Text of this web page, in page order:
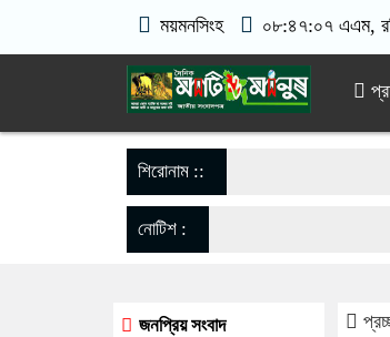
ময়মনসিংহ ০৮:৪৭:০৮ এএম,
শিরোনাম ::
নোটিশ :
জনপ্রিয় সংবাদ